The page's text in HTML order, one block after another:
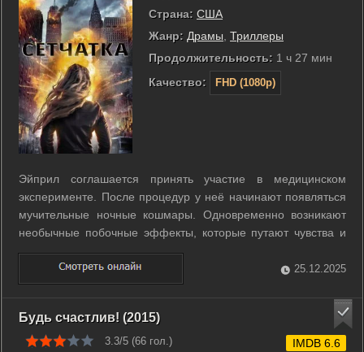
Страна: США
Жанр: Драмы, Триллеры
Продолжительность: 1 ч 27 мин
Качество:
FHD (1080p)
Эйприл соглашается принять участие в медицинском
эксперименте. После процедур у неё начинают появляться
мучительные ночные кошмары. Одновременно возникают
необычные побочные эффекты, которые путают чувства и
восприятие. Постепенно граница между сном и
реальностью размывается, и ей всё труднее отличить
видения от жизни. ...
25.12.2025
Будь счастлив! (2015)
3.3/5 (66 гол.) IMDB 6.6